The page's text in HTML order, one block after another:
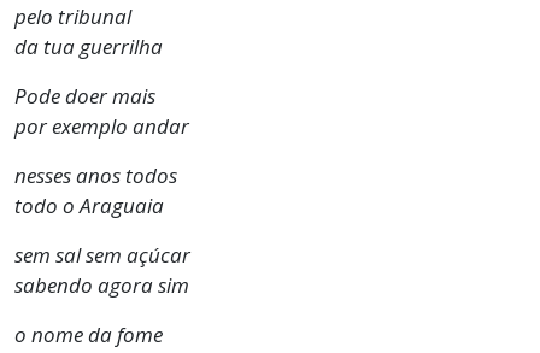
pelo tribunal
da tua guerrilha
Pode doer mais
por exemplo andar
nesses anos todos
todo o Araguaia
sem sal sem açúcar
sabendo agora sim
o nome da fome